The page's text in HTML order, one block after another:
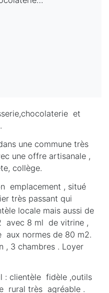
et
une commune très
une offre artisanale ,
collège.
emplacement , situé
très passant qui
locale mais aussi de
avec 8 ml de vitrine ,
aux normes de 80 m2.
, 3 chambres . Loyer
: clientèle fidèle ,outils
rural très agréable .